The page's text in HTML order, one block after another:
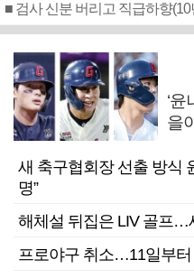
‘
을
새 축구협회장 선출 방식
명”
해체설 뒤집은 LIV 골프…
프로야구 취소…11일부터